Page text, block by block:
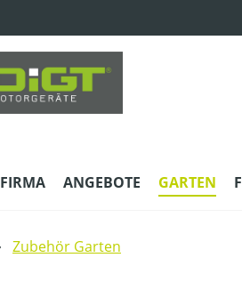
FIRMA ANGEBOTE GARTEN
Zubehör Garten